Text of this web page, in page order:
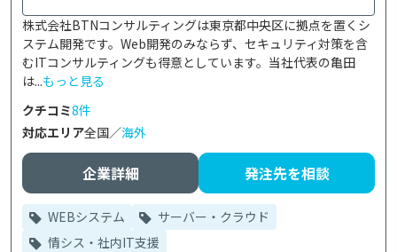
株式会社BTNコンサルティングは東京都中央区に拠点を置くシ
ステム開発です。Web開発のみならず、セキュリティ対策を含
むITコンサルティングも得意としています。当社代表の亀田
は...もっと見る
クチコミ8件
対応エリア全国／海外
企業詳細 発注先を相談
WEBシステム
サーバー・クラウド
情シス・社内IT支援